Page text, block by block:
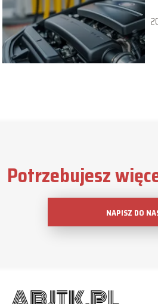
Potrzebujesz
NAPISZ DO